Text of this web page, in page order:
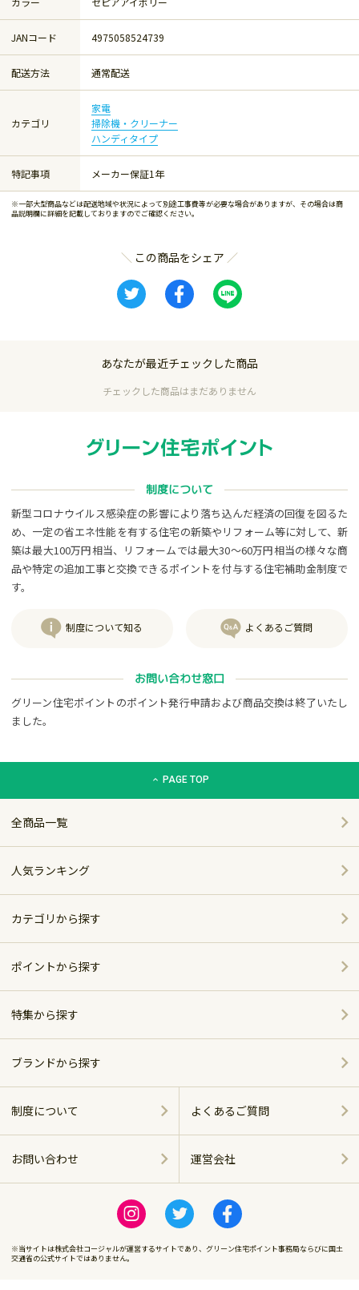
JANコード 4975058524739
配送方法 通常配送
カテゴリ
家電
掃除機・クリーナー
ハンディタイプ
特記事項 メーカー保証1年
※一部大型商品などは配送地域や状況によって別途工事費等が必要な場合がありますが、その場合は商
品説明欄に詳細を記載しておりますのでご確認ください。
この商品をシェア
あなたが最近チェックした商品
チェックした商品はまだありません
制度について
新型コロナウイルス感染症の影響により落ち込んだ経済の回復を図るた
め、一定の省エネ性能を有する住宅の新築やリフォーム等に対して、新
築は最大100万円相当、リフォームでは最大30～60万円相当の様々な商
品や特定の追加工事と交換できるポイントを付与する住宅補助金制度で
す。
制度について知る よくあるご質問
お問い合わせ窓口
グリーン住宅ポイントのポイント発行申請および商品交換は終了いたし
ました。
グリーン住宅ポイント交換商品カタログサイト「エコdeギフ
PAGE TOP
全商品一覧
人気ランキング
カテゴリから探す
家電
家具・インテリア
ホーム＆キッチン
アウトドア・スポーツ
グルメ・スイーツ
感染症対策
ポイントから探す
～5,000pt
5,001～10,000pt
10,001～20,000pt
20,001～30,000pt
50,001～100,000pt
特集から探す
ポイント別おすすめ商品
おしゃれで便利なキッチンアイテム
ベッド特集
ビール特集
ブランドから探す
シャープ
パナソニック
ロゴス
制度について よくあるご質問
商品に関する
お問い合わせ 運営会社
※当サイトは株式会社コージャルが運営するサイトであり、グリーン住宅ポイント事務局ならびに国土
交通省の公式サイトではありません。